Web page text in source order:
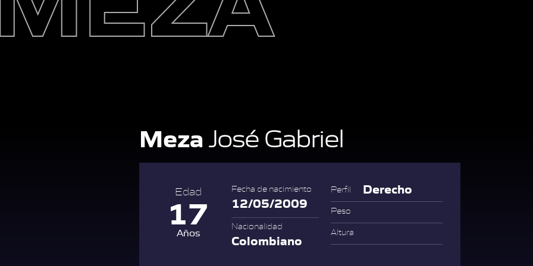
Meza José Gabriel
Edad
17
Años
Fecha de nacimiento
12/05/2009
Nacionalidad
Colombiano
Perfil Derecho
Peso
Altura